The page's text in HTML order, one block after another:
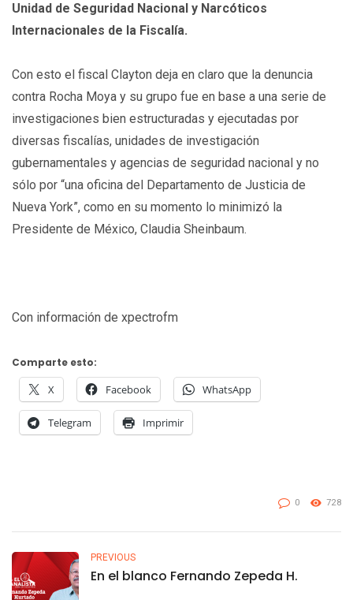
Unidad de Seguridad Nacional y Narcóticos
Internacionales de la Fiscalía.
Con esto el fiscal Clayton deja en claro que la denuncia
contra Rocha Moya y su grupo fue en base a una serie de
investigaciones bien estructuradas y ejecutadas por
diversas fiscalías, unidades de investigación
gubernamentales y agencias de seguridad nacional y no
sólo por “una oficina del Departamento de Justicia de
Nueva York”, como en su momento lo minimizó la
Presidente de México, Claudia Sheinbaum.
Con información de xpectrofm
Comparte esto:
X Facebook WhatsApp
Telegram Imprimir
0 728
PREVIOUS
En el blanco Fernando Zepeda H.